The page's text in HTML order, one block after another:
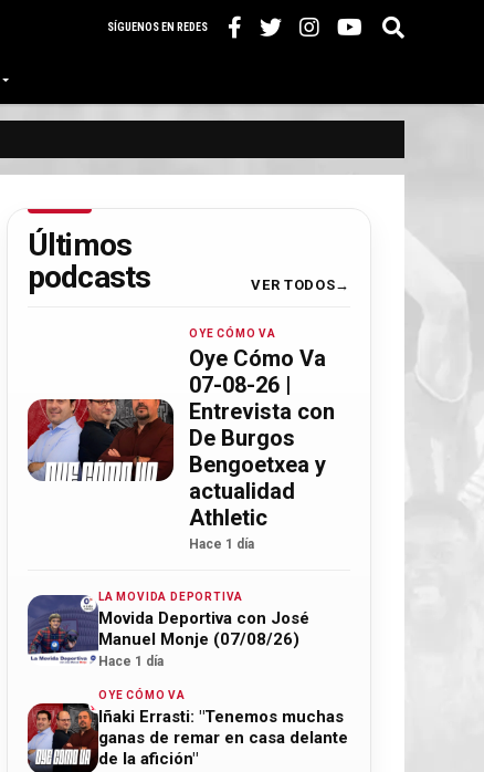
SÍGUENOS EN REDES
Últimos
podcasts
VER TODOS
OYE CÓMO VA
Oye Cómo Va
07-08-26 |
Entrevista con
De Burgos
Bengoetxea y
actualidad
Athletic
Hace 1 día
LA MOVIDA DEPORTIVA
Movida Deportiva con José
Manuel Monje (07/08/26)
Hace 1 día
OYE CÓMO VA
Iñaki Errasti: "Tenemos muchas
ganas de remar en casa delante
de la afición"